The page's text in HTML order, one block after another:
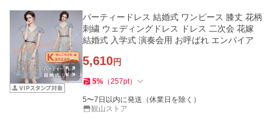
パーティードレス 結婚式 ワンピース 膝丈 花柄
刺繍 ウェディングドレス ドレス 二次会 花嫁
結婚式 入学式 演奏会用 お呼ばれ エンパイア
5,610円
5% （257pt）
5〜7日以内に発送（休業日を除く）
観山ストア